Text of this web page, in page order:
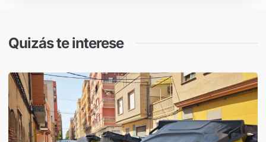
Quizás te interese